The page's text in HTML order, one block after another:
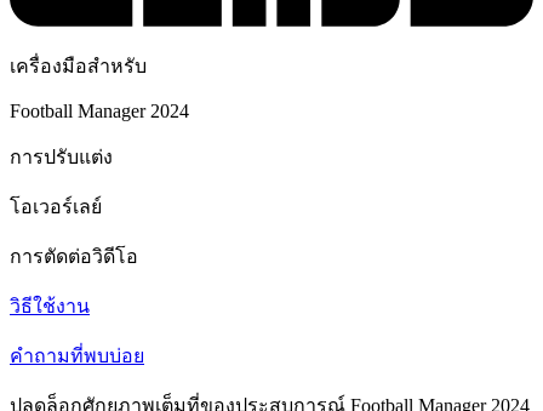
เครื่องมือสำหรับ
Football Manager 2024
การปรับแต่ง
โอเวอร์เลย์
การตัดต่อวิดีโอ
วิธีใช้งาน
คำถามที่พบบ่อย
ปลดล็อกศักยภาพเต็มที่ของประสบการณ์ Football Manager 2024